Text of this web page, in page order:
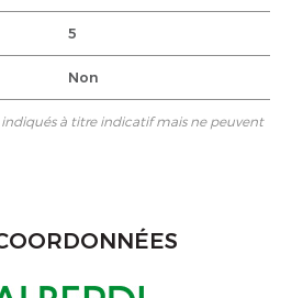
5
Non
indiqués à titre indicatif mais ne peuvent